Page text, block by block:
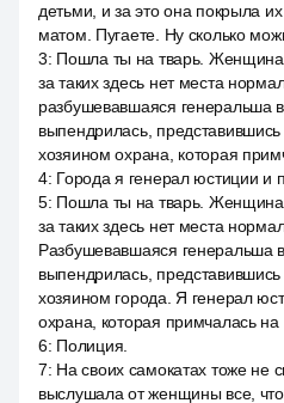
детьми, и за это она покрыла
матом. Пугаете. Ну сколько
3: Пошла ты на тварь. Женщина
за таких здесь нет места
разбушевавшаяся генеральша
выпендрилась,
хозяином охрана, которая
4: Города я генерал юстиции и
5: Пошла ты на тварь. Женщина
за таких здесь нет места
Разбушевавшаяся генеральша
выпендрилась,
хозяином города. Я генерал
охрана, которая примчалась на
6: Полиция.
7: На своих самокатах тоже не
выслушала от женщины все,